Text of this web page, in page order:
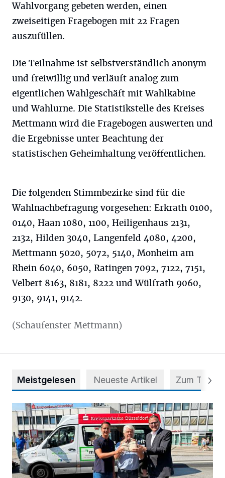
Wahlvorgang gebeten werden, einen
zweiseitigen Fragebogen mit 22 Fragen
auszufüllen.
Die Teilnahme ist selbstverständlich anonym
und freiwillig und verläuft analog zum
eigentlichen Wahlgeschäft mit Wahlkabine
und Wahlurne. Die Statistikstelle des Kreises
Mettmann wird die Fragebogen auswerten und
die Ergebnisse unter Beachtung der
statistischen Geheimhaltung veröffentlichen.
Die folgenden Stimmbezirke sind für die
Wahlnachbefragung vorgesehen: Erkrath 0100,
0140, Haan 1080, 1100, Heiligenhaus 2131,
2132, Hilden 3040, Langenfeld 4080, 4200,
Mettmann 5020, 5072, 5140, Monheim am
Rhein 6040, 6050, Ratingen 7092, 7122, 7151,
Velbert 8163, 8181, 8222 und Wülfrath 9060,
9130, 9141, 9142.
(Schaufenster Mettmann)
Meistgelesen Neueste Artikel Zum Thema
Starthilfe für den BürgerBus